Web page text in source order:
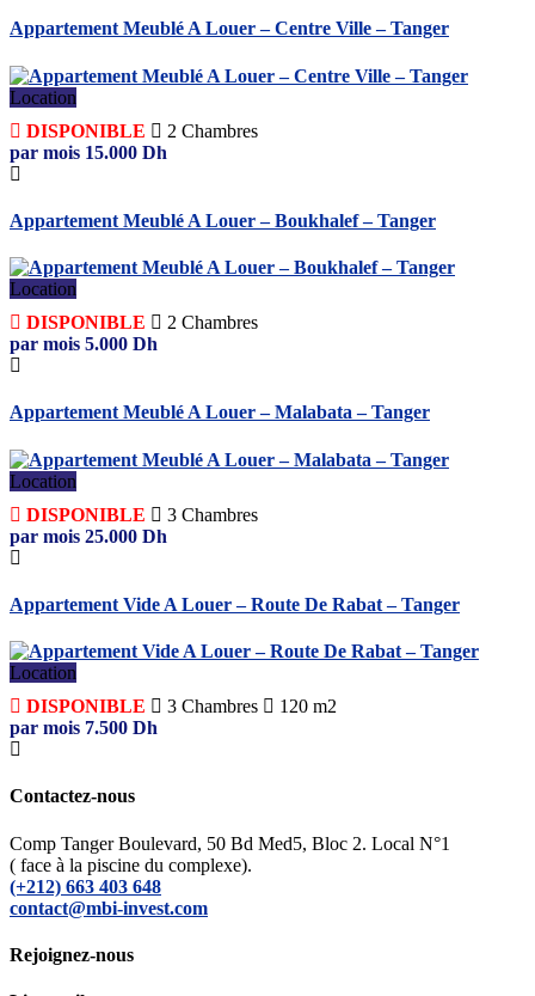
Appartement Meublé A Louer – Centre Ville – Tanger
Location
DISPONIBLE
2 Chambres
par mois 15.000 Dh
Appartement Meublé A Louer – Boukhalef – Tanger
Location
DISPONIBLE
2 Chambres
par mois 5.000 Dh
Appartement Meublé A Louer – Malabata – Tanger
Location
DISPONIBLE
3 Chambres
par mois 25.000 Dh
Appartement Vide A Louer – Route De Rabat – Tanger
Location
DISPONIBLE
3 Chambres
120 m2
par mois 7.500 Dh
Contactez-nous
Comp Tanger Boulevard, 50 Bd Med5, Bloc 2. Local N°1
( face à la piscine du complexe).
(+212) 663 403 648
contact@mbi-invest.com
Rejoignez-nous